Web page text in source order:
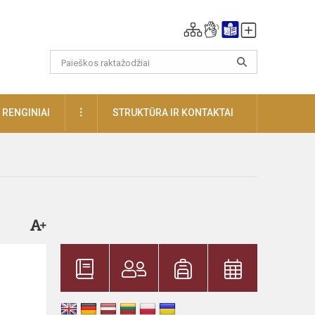
RENGINIAI DAUGIAUSTRUKTŪRA IR KONTAKTAI